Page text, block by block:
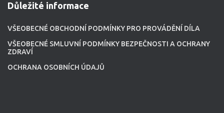
Důležité informace
VŠEOBECNÉ OBCHODNÍ PODMÍNKY PRO PROVÁDĚNÍ DÍLA
VŠEOBECNÉ SMLUVNÍ PODMÍNKY BEZPEČNOSTI A OCHRANY
ZDRAVÍ
OCHRANA OSOBNÍCH ÚDAJŮ